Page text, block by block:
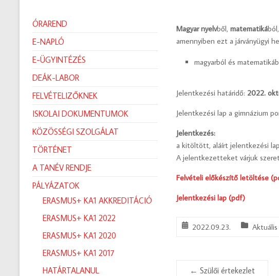
Magyar nyelvből,matematikából,
amennyiben ezt a járványügyi
magyarból és
Jelentkezési határidő: 2022.
Jelentkezési lap a gimnázium
Jelentkezés:
a kitöltött, aláírt jelentkezési
A jelentkezetteket várjuk
Felvételi előkészítő letöltése
Jelentkezési lap (pdf)
2022.09.23. Aktuális
← Szülői értekezlet
ÓRAREND
E-NAPLÓ
E-ÜGYINTÉZÉS
DEÁK-LABOR
FELVÉTELIZŐKNEK
ISKOLAI DOKUMENTUMOK
KÖZÖSSÉGI SZOLGÁLAT
TÖRTÉNET
A TANÉV RENDJE
PÁLYÁZATOK
ERASMUS+ KA1 AKKREDITÁCIÓ
ERASMUS+ KA1 2022
ERASMUS+ KA1 2020
ERASMUS+ KA1 2017
HATÁRTALANUL